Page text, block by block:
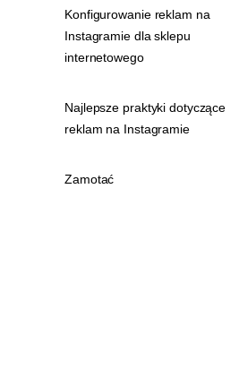
Konfigurowanie reklam na
Instagramie dla sklepu
internetowego
Najlepsze praktyki dotyczące
reklam na Instagramie
Zamotać